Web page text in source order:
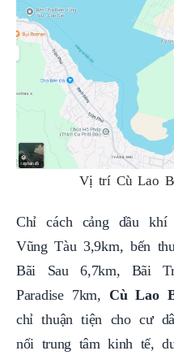
Vị trí Cù Lao
Chỉ cách cảng dầu khí
Vũng Tàu 3,9km, bến
Bãi Sau 6,7km, Bãi
Paradise 7km, Cù Lao
chỉ thuận tiện cho cư
nối trung tâm kinh tế,